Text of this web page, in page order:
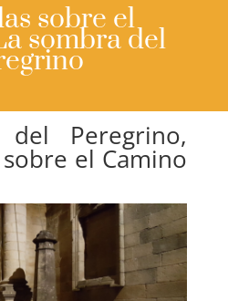
sobre el
sombra del
Peregrino,
el Camino